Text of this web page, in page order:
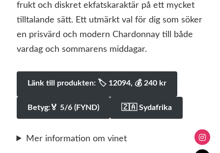
frukt och diskret ekfatskaraktär på ett mycket
tilltalande sätt. Ett utmärkt val för dig som söker
en prisvärd och modern Chardonnay till både
vardag och sommarens middagar.
Länk till produkten: 🏷 12094, 💰️ 240 kr
Betyg:🏅 5/6 (FYND) 🇿🇦 Sydafrika
Mer information om vinet